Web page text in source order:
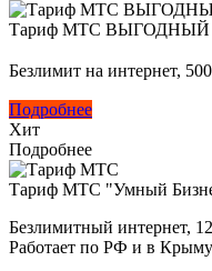
Тариф МТС ВЫГОДНЫЙ
Безлимит на интернет,
Подробнее
Хит
Подробнее
Тариф МТС "Умный
Безлимитный интернет,
Работает по РФ и в